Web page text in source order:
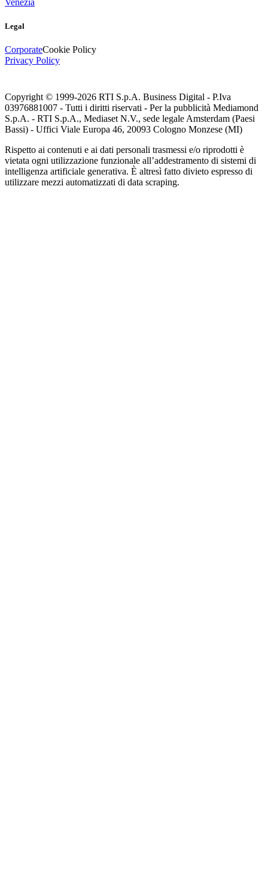
Venezia
Legal
CorporateCookie Policy
Privacy Policy
Copyright © 1999-2026 RTI S.p.A. Business Digital - P.Iva
03976881007 - Tutti i diritti riservati - Per la pubblicità Mediamond
S.p.A. - RTI S.p.A., Mediaset N.V., sede legale Amsterdam (Paesi
Bassi) - Uffici Viale Europa 46, 20093 Cologno Monzese (MI)
Rispetto ai contenuti e ai dati personali trasmessi e/o riprodotti è
vietata ogni utilizzazione funzionale all’addestramento di sistemi di
intelligenza artificiale generativa. È altresì fatto divieto espresso di
utilizzare mezzi automatizzati di data scraping.